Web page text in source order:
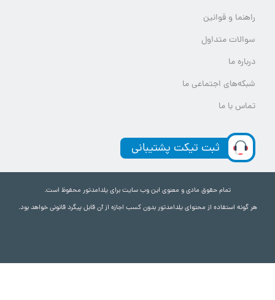
راهنما و قوانین
سوالات متداول
درباره ما
شبکه‌های اجتماعی ما
تماس با ما
ثبت تیکت پشتیبانی
تمام حقوق مادی و معنوی این وب سایت برای یلدامدتور محفوظ است.
هر گونه استفاده از محتوای یلدامدتور بدون کسب اجازه از آن قابل پیگرد قانونی خواهد بود.